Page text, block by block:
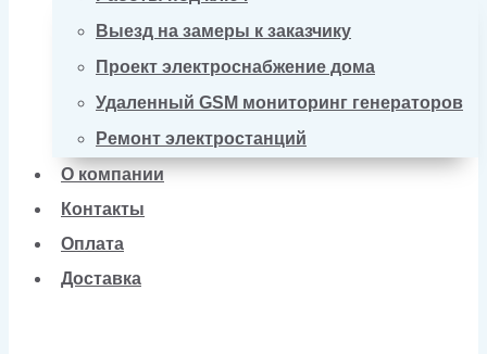
Выезд на замеры к заказчику
Проект электроснабжение дома
Удаленный GSM мониторинг генераторов
Ремонт электростанций
О компании
Контакты
Оплата
Доставка